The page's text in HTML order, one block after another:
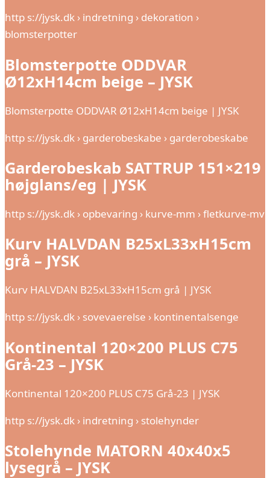
http s://jysk.dk › indretning › dekoration ›
blomsterpotter
Blomsterpotte ODDVAR
Ø12xH14cm beige – JYSK
Blomsterpotte ODDVAR Ø12xH14cm beige | JYSK
http s://jysk.dk › garderobeskabe › garderobeskabe
Garderobeskab SATTRUP 151×219
højglans/eg | JYSK
http s://jysk.dk › opbevaring › kurve-mm › fletkurve-mv
Kurv HALVDAN B25xL33xH15cm
grå – JYSK
Kurv HALVDAN B25xL33xH15cm grå | JYSK
http s://jysk.dk › sovevaerelse › kontinentalsenge
Kontinental 120×200 PLUS C75
Grå-23 – JYSK
Kontinental 120×200 PLUS C75 Grå-23 | JYSK
http s://jysk.dk › indretning › stolehynder
Stolehynde MATORN 40x40x5
lysegrå – JYSK